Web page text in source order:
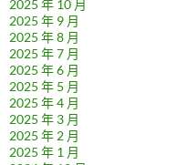
2025 年 10 月
2025 年 9 月
2025 年 8 月
2025 年 7 月
2025 年 6 月
2025 年 5 月
2025 年 4 月
2025 年 3 月
2025 年 2 月
2025 年 1 月